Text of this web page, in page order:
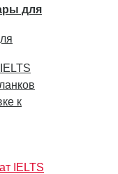
для
к
IELTS